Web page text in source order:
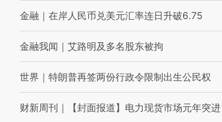
金融 ｜ 在岸人民币兑美元汇率连日升破6.75
金融我闻 ｜ 艾路明及多名股东被拘
世界 ｜ 特朗普再签两份行政令限制出生公民权
财新周刊 ｜ 【封面报道】电力现货市场元年突进